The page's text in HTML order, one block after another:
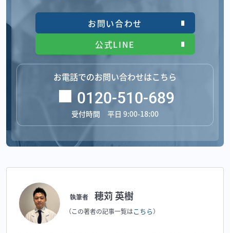
お問い合わせ
公式LINE
お電話でのお問い合わせはこちら
0120-510-689
受付時間 平日 9:00-18:00
執筆者 穂苅 英樹
（この著者の記事一覧はこちら）